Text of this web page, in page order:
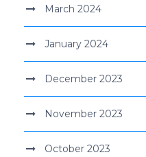
March 2024
January 2024
December 2023
November 2023
October 2023